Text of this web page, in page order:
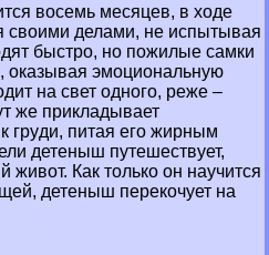
восемь месяцев, в ходе
своими делами, не испытывая
быстро, но пожилые самки
эмоциональную
на свет одного, реже –
же прикладывает
гpyди, питая его жирным
детеныш путешествует,
живот. Как только он научится
детеныш перекочует на